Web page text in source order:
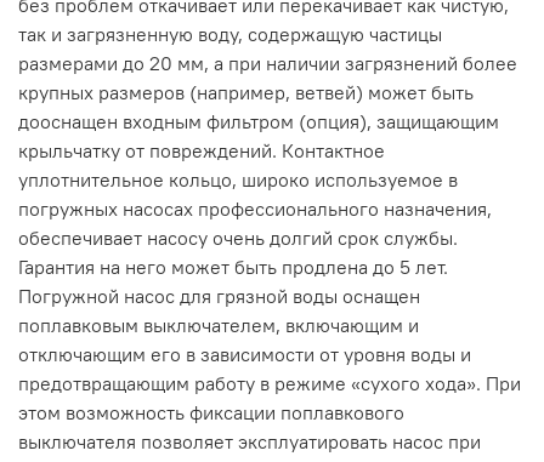
без проблем откачивает или перекачивает как чистую,
так и загрязненную воду, содержащую частицы
размерами до 20 мм, а при наличии загрязнений более
крупных размеров (например, ветвей) может быть
дооснащен входным фильтром (опция), защищающим
крыльчатку от повреждений. Контактное
уплотнительное кольцо, широко используемое в
погружных насосах профессионального назначения,
обеспечивает насосу очень долгий срок службы.
Гарантия на него может быть продлена до 5 лет.
Погружной насос для грязной воды оснащен
поплавковым выключателем, включающим и
отключающим его в зависимости от уровня воды и
предотвращающим работу в режиме «сухого хода». При
этом возможность фиксации поплавкового
выключателя позволяет эксплуатировать насос при